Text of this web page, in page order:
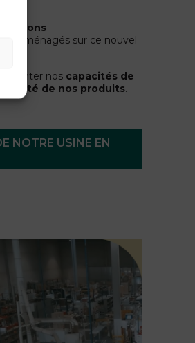
millions
aménagés sur ce nouvel
nos capacités de
qualité de nos produits.
NOTRE USINE EN